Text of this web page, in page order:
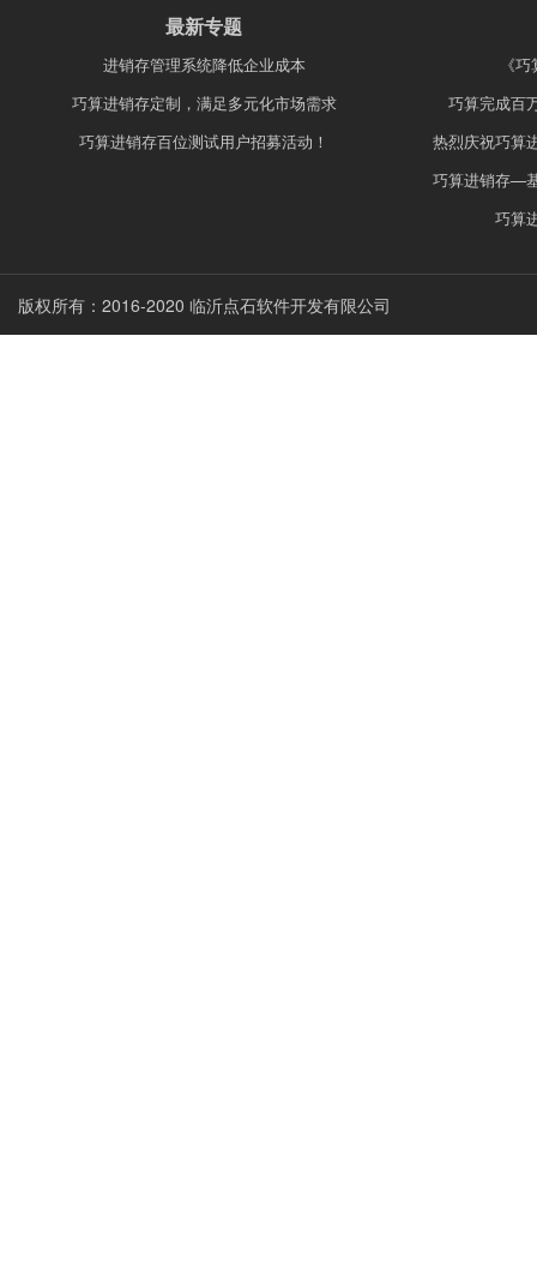
最新专题
进销存管理系统降低企业成本
巧算进销存定制，满足多元化市场需求
巧算进销存百位测试用户招募活动！
《
巧算完成百
热烈庆祝巧算
巧算进销存—
巧算
版权所有：2016-2020 临沂点石软件开发有限公司